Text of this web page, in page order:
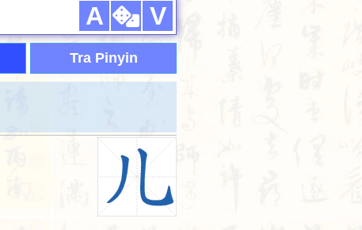
A V
Tra Pinyin